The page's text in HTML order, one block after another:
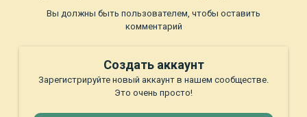
Вы должны быть пользователем, чтобы оставить
комментарий
Создать аккаунт
Зарегистрируйте новый аккаунт в нашем сообществе.
Это очень просто!